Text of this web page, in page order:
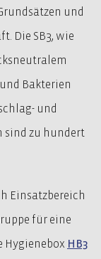
und
Die SB3, wie
Bakterien
und
sind zu hundert
Einsatzbereich
für eine
Hygienebox HB3